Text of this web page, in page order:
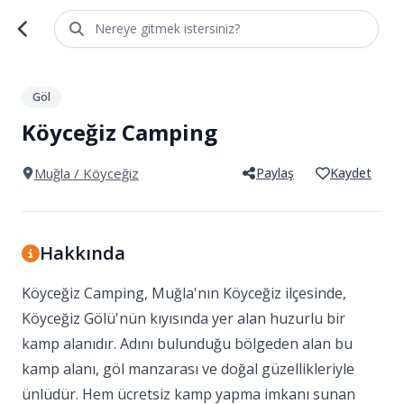
Nereye gitmek istersiniz?
/3
Göl
Köyceğiz Camping
Muğla / Köyceğiz Paylaş Kaydet
Hakkında
Köyceğiz Camping, Muğla'nın Köyceğiz ilçesinde,
Köyceğiz Gölü'nün kıyısında yer alan huzurlu bir
kamp alanıdır. Adını bulunduğu bölgeden alan bu
kamp alanı, göl manzarası ve doğal güzellikleriyle
ünlüdür. Hem ücretsiz kamp yapma imkanı sunan